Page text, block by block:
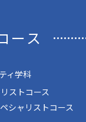
ース
ィ学科
ストコース
シャリストコース